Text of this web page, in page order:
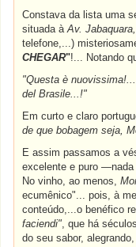
Constava da lista uma
situada àAv.
telefone,...)
CHEGAR"!... Notando
"Questa è
del Brasile...!"
Em curto e claro
de que bobagem seja,
E assim passamos a
excelente e puro
No vinho, ao menos,
ecumênico"... pois, à
conteúdo,...o benéfico
faciendi", que há
do seu sabor,